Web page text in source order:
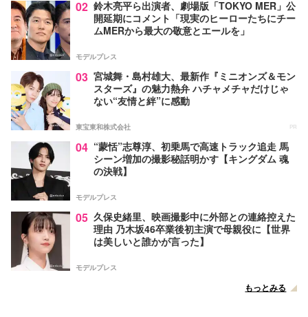
02 鈴木亮平ら出演者、劇場版「TOKYO MER」公
開延期にコメント「現実のヒーローたちにチー
ムMERから最大の敬意とエールを」
モデルプレス
03 宮城舞・島村雄大、最新作『ミニオンズ＆モン
スターズ』の魅力熱弁 ハチャメチャだけじゃ
ない“友情と絆”に感動
東宝東和株式会社 PR
04 “蒙恬”志尊淳、初乗馬で高速トラック追走 馬
シーン増加の撮影秘話明かす【キングダム 魂
の決戦】
モデルプレス
05 久保史緒里、映画撮影中に外部との連絡控えた
理由 乃木坂46卒業後初主演で母親役に【世界
は美しいと誰かが言った】
モデルプレス
もっとみる